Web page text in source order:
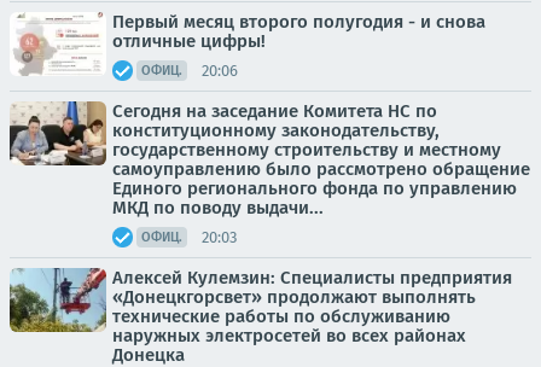
Первый месяц второго полугодия - и снова
отличные цифры!
ОФИЦ. 20:06
Сегодня на заседание Комитета НС по
конституционному законодательству,
государственному строительству и местному
самоуправлению было рассмотрено обращение
Единого регионального фонда по управлению
МКД по поводу выдачи...
ОФИЦ. 20:03
Алексей Кулемзин: Специалисты предприятия
«Донецкгорсвет» продолжают выполнять
технические работы по обслуживанию
наружных электросетей во всех районах
Донецка